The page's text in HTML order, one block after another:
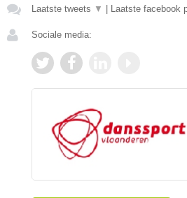
Laatste tweets ▼ Laatste facebook
Sociale media: